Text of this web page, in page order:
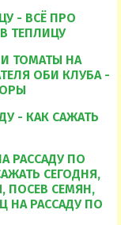
- ВСЁ ПРО
ТЕПЛИЦУ
ТОМАТЫ НА
ОБИ КЛУБА -
- КАК САЖАТЬ
РАССАДУ ПО
СЕГОДНЯ,
ПОСЕВ СЕМЯН,
НА РАССАДУ ПО